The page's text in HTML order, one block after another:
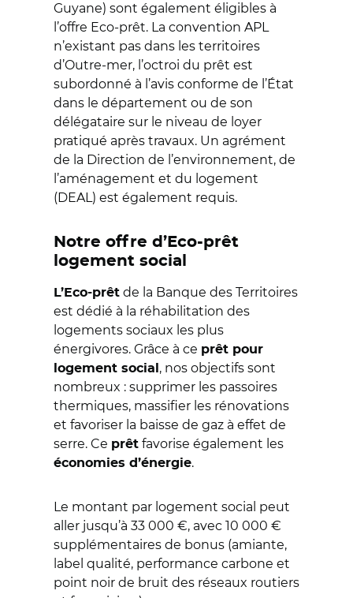
Guyane) sont également éligibles à
l’offre Eco-prêt. La convention APL
n’existant pas dans les territoires
d’Outre-mer, l’octroi du prêt est
subordonné à l’avis conforme de l’État
dans le département ou de son
délégataire sur le niveau de loyer
pratiqué après travaux. Un agrément
de la Direction de l’environnement, de
l’aménagement et du logement
(DEAL) est également requis.
Notre offre d’Eco-prêt
logement social
L’Eco-prêt de la Banque des Territoires
est dédié à la réhabilitation des
logements sociaux les plus
énergivores. Grâce à ce prêt pour
logement social , nos objectifs sont
nombreux : supprimer les passoires
thermiques, massifier les rénovations
et favoriser la baisse de gaz à effet de
serre. Ce prêt favorise également les
économies d’énergie.
Le montant par logement social peut
aller jusqu’à 33 000 €, avec 10 000 €
supplémentaires de bonus (amiante,
label qualité, performance carbone et
point noir de bruit des réseaux routiers